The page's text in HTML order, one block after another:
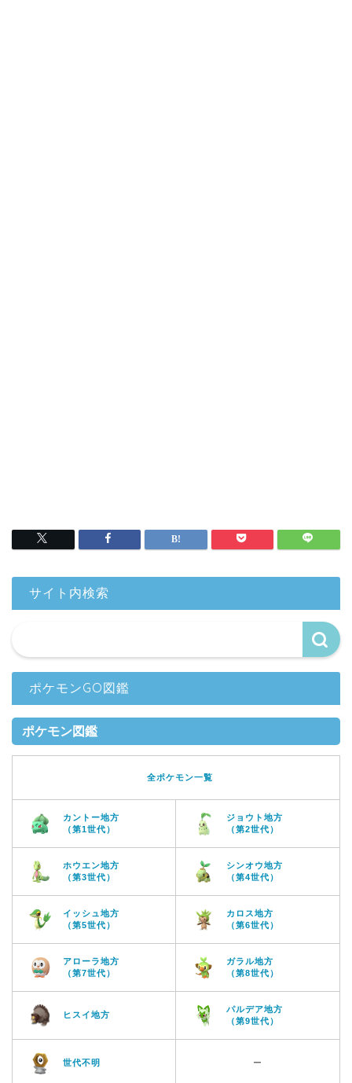
サイト内検索
ポケモンGO図鑑
ポケモン図鑑
全ポケモン一覧
カントー地方
（第1世代）
ジョウト地方
（第2世代）
ホウエン地方
（第3世代）
シンオウ地方
（第4世代）
イッシュ地方
（第5世代）
カロス地方
（第6世代）
アローラ地方
（第7世代）
ガラル地方
（第8世代）
ヒスイ地方
パルデア地方
（第9世代）
世代不明 ー